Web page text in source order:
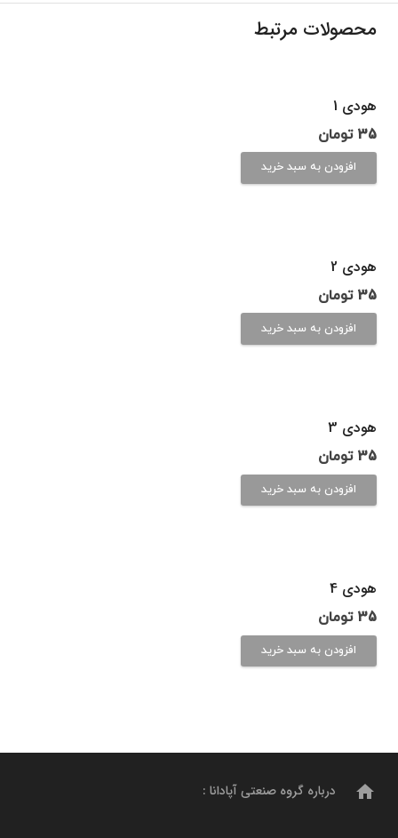
محصولات مرتبط
هودی 1
35 تومان
افزودن به سبد خرید
هودی 2
35 تومان
افزودن به سبد خرید
هودی 3
35 تومان
افزودن به سبد خرید
هودی 4
35 تومان
افزودن به سبد خرید
home درباره گروه صنعتی آپادانا :